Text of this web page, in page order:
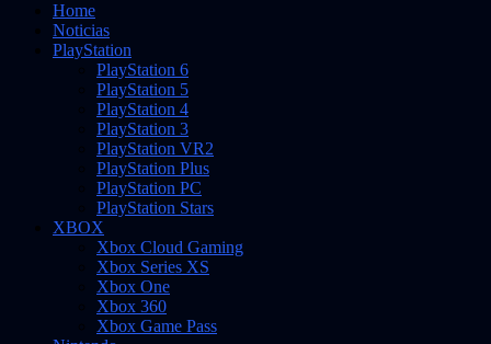
Home
Noticias
PlayStation
PlayStation 6
PlayStation 5
PlayStation 4
PlayStation 3
PlayStation VR2
PlayStation Plus
PlayStation PC
PlayStation Stars
XBOX
Xbox Cloud Gaming
Xbox Series XS
Xbox One
Xbox 360
Xbox Game Pass